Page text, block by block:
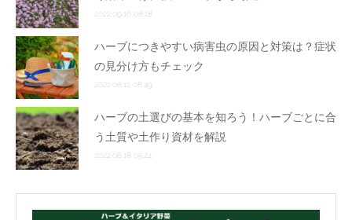
2022.09.16 08:18
ハーブにつきやすい病害虫の原因と対策は？症状
の見分け方もチェック
2022.08.12 08:49
ハーブの土選びの基本を知ろう！ハーブごとに合
う土質や土作り資材を解説
2022.08.18 05:24